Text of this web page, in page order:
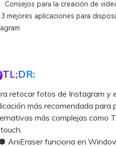
Consejos para la creación de
3 mejores aplicaciones para
TL;DR:
retocar fotos de Instagram y
más recomendada para
más complejas como
AniEraser funciona en